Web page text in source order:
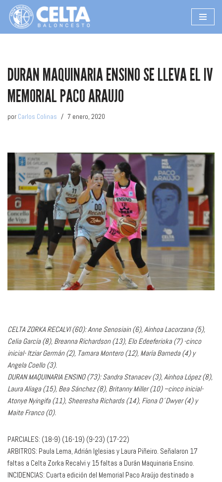
Saltar
DURAN MAQUINARIA ENSINO SE LLEVA EL IV
MEMORIAL PACO ARAUJO
por Carlos Colinas 7 enero, 2020
CELTA ZORKA RECALVI (60): Anne Senosiain (6), Ainhoa Lacorzana (5),
Celia García (8), Breanna Richardson (13), Elo Edeeferioka (7) -cinco
inicial- Itziar Germán (2), Tamara Montero (12), María Barneda (4) y
Angela Coello (3).
DURAN MAQUINARIA ENSINO (73): Sandra Stanacev (3), Ainhoa López (8),
Laura Aliaga (15), Bea Sánchez (8), Britanny Miller (10) –cinco inicial-
Atonye Nyingifa (11), Sheeresha Richards (14), Fiona O´Dwyer (4) y
Maite Franco (0).
PARCIALES: (18-9) (16-19) (9-23) (17-22)
ARBITROS: Paula Lema, Adrián Iglesias y Laura Piñeiro. Señalaron 17
faltas a Celta Zorka Recalvi y 15 faltas a Durán Maquinaria Ensino.
INCIDENCIAS: Cuarta edición del Memorial Paco Araújo destinado a